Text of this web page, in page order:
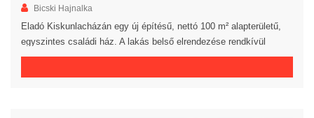
Bicski Hajnalka
Eladó Kiskunlacházán egy új építésű, nettó 100 m² alapterületű,
egyszintes családi ház. A lakás belső elrendezése rendkívül
praktikus és kényelmes 3 hálószoba, gardrób, fürdőszoba, külön